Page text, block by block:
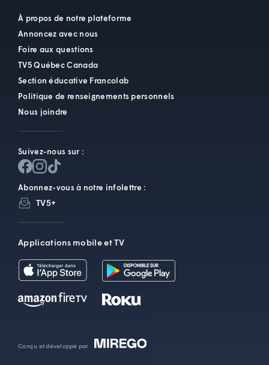
À propos de notre plateforme
Annoncez avec nous
Foire aux questions
TV5 Québec Canada
Section éducative Francolab
Politique de renseignements personnels
Nous joindre
Suivez-nous sur :
Abonnez-vous à notre infolettre :
TV5+
Applications mobile et TV
Conçu et développé par